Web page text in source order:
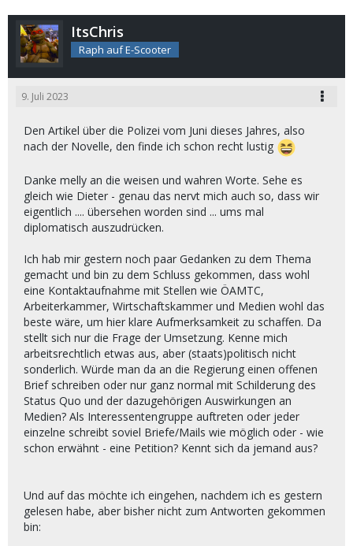
ItsChris
Raph auf E-Scooter
9. Juli 2023
Den Artikel über die Polizei vom Juni dieses Jahres, also
nach der Novelle, den finde ich schon recht lustig
Danke melly an die weisen und wahren Worte. Sehe es
gleich wie Dieter - genau das nervt mich auch so, dass wir
eigentlich .... übersehen worden sind ... ums mal
diplomatisch auszudrücken.
Ich hab mir gestern noch paar Gedanken zu dem Thema
gemacht und bin zu dem Schluss gekommen, dass wohl
eine Kontaktaufnahme mit Stellen wie ÖAMTC,
Arbeiterkammer, Wirtschaftskammer und Medien wohl das
beste wäre, um hier klare Aufmerksamkeit zu schaffen. Da
stellt sich nur die Frage der Umsetzung. Kenne mich
arbeitsrechtlich etwas aus, aber (staats)politisch nicht
sonderlich. Würde man da an die Regierung einen offenen
Brief schreiben oder nur ganz normal mit Schilderung des
Status Quo und der dazugehörigen Auswirkungen an
Medien? Als Interessentengruppe auftreten oder jeder
einzelne schreibt soviel Briefe/Mails wie möglich oder - wie
schon erwähnt - eine Petition? Kennt sich da jemand aus?
Und auf das möchte ich eingehen, nachdem ich es gestern
gelesen habe, aber bisher nicht zum Antworten gekommen
bin: